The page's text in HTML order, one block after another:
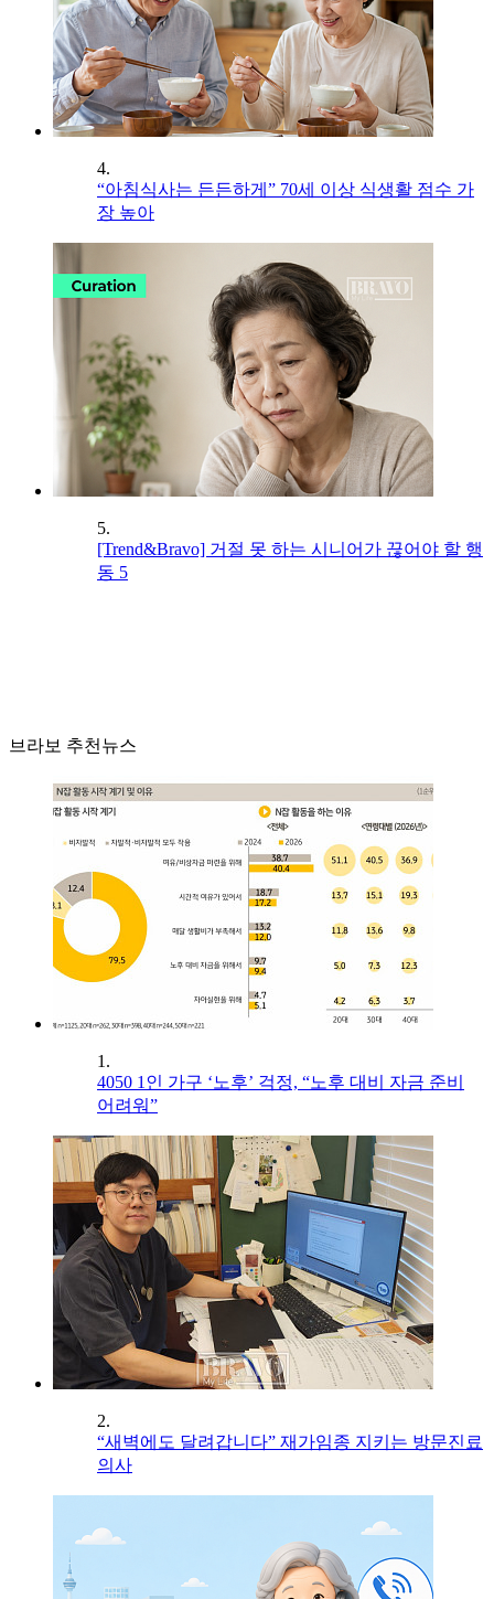
4.
“아침식사는 든든하게” 70세 이상 식생활 점수 가
장 높아
5.
[Trend&Bravo] 거절 못 하는 시니어가 끊어야 할 행
동 5
브라보 추천뉴스
1.
4050 1인 가구 ‘노후’ 걱정, “노후 대비 자금 준비
어려워”
2.
“새벽에도 달려갑니다” 재가임종 지키는 방문진료
의사